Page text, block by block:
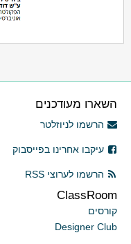
השארו מעודכנים
הרשמו לניוזלטר
עיקבו אחרינו בפייסבוק
הרשמו לערוצי RSS
ClassRoom
קורסים
Designer Club